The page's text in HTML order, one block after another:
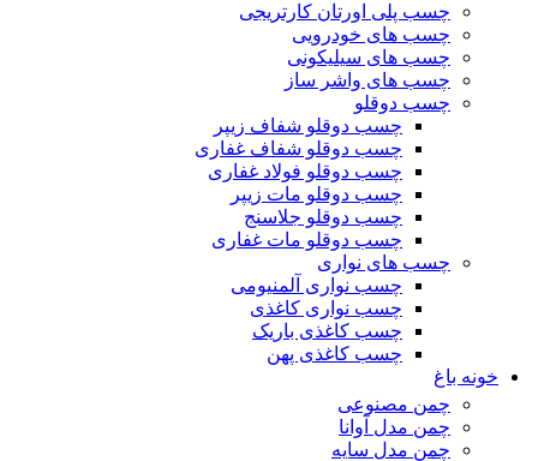
چسب پلی اورتان کارتریجی
چسب های خودرویی
چسب های سیلیکونی
چسب های واشر ساز
چسب دوقلو
چسب دوقلو شفاف زیپر
چسب دوقلو شفاف غفاری
چسب دوقلو فولاد غفاری
چسب دوقلو مات زیپر
چسب دوقلو جلاسنج
چسب دوقلو مات غفاری
چسب های نواری
چسب نواری آلمنیومی
چسب نواری کاغذی
چسب کاغذی باریک
چسب کاغذی پهن
خونه باغ
چمن مصنوعی
چمن مدل آوانا
چمن مدل سایه